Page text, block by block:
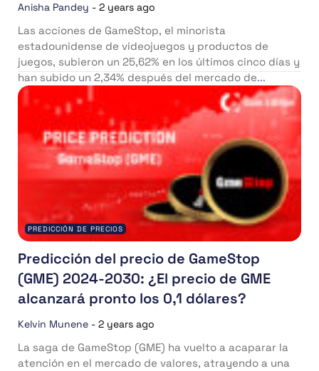
Anisha Pandey - 2 years ago
Las acciones de GameStop, el minorista
estadounidense de videojuegos y productos de
juegos, subieron un 25,62% en los últimos cinco días y
han subido un 2,34% después del mercado de...
PREDICCIÓN DE PRECIOS
Predicción del precio de GameStop
(GME) 2024-2030: ¿El precio de GME
alcanzará pronto los 0,1 dólares?
Kelvin Munene - 2 years ago
La saga de GameStop (GME) ha vuelto a acaparar la
atención en el mercado de valores, atrayendo a una